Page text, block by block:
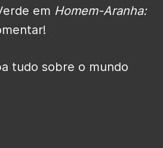
em Homem-Aranha:
tudo sobre o mundo